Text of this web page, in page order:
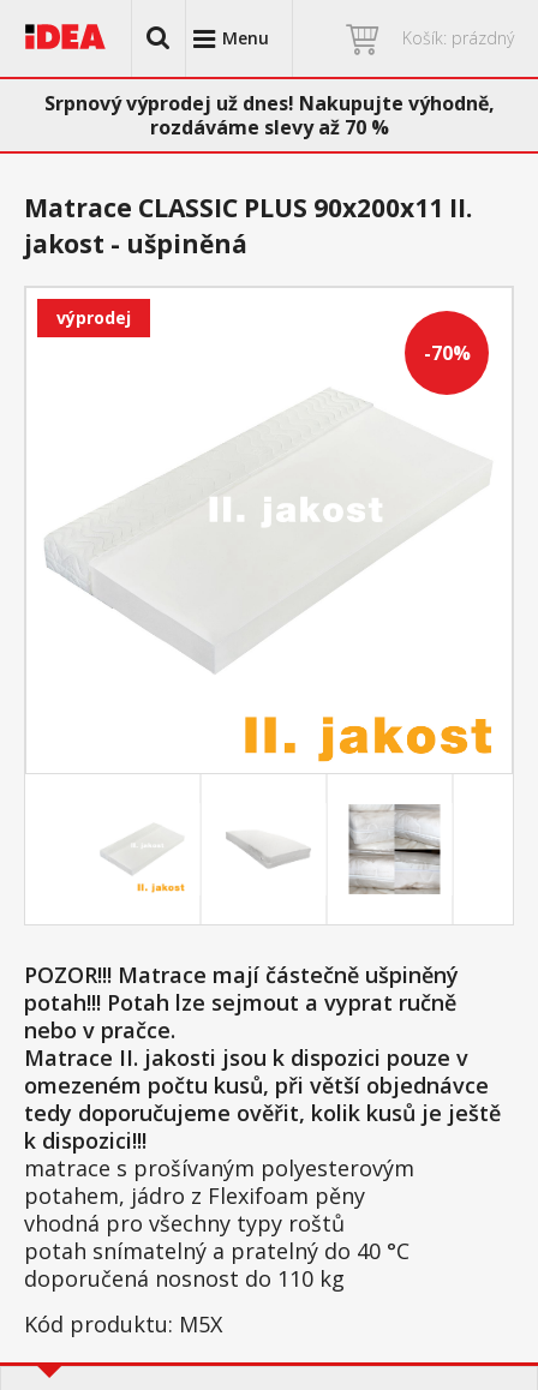
Menu Košík: prázdný
Srpnový výprodej už dnes! Nakupujte výhodně,
rozdáváme slevy až 70 %
-70%
výprodej
Matrace CLASSIC PLUS 90x200x11 II.
jakost - ušpiněná
POZOR!!! Matrace mají částečně ušpiněný
potah!!! Potah lze sejmout a vyprat ručně
nebo v pračce.
Matrace II. jakosti jsou k dispozici pouze v
omezeném počtu kusů, při větší objednávce
tedy doporučujeme ověřit, kolik kusů je ještě
k dispozici!!!
matrace s prošívaným polyesterovým
potahem, jádro z Flexifoam pěny
vhodná pro všechny typy roštů
potah snímatelný a pratelný do 40 °C
doporučená nosnost do 110 kg
Kód produktu: M5X